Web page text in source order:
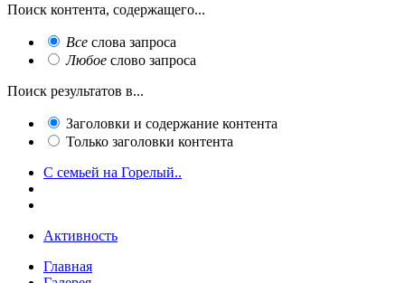
Поиск контента, содержащего...
Все слова запроса
Любое слово запроса
Поиск результатов в...
Заголовки и содержание контента
Только заголовки контента
С семьей на Горелый..
Активность
Главная